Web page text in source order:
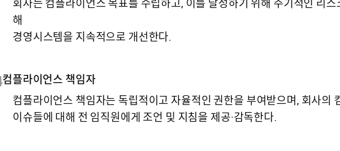
회사는 컴플라이언스 목표를 수립하고, 이를 달성하기 위해 주기적인 리
해
경영시스템을 지속적으로 개선한다.
컴플라이언스 책임자
컴플라이언스 책임자는 독립적이고 자율적인 권한을 부여받으며, 회사의
이슈들에 대해 전 임직원에게 조언 및 지침을 제공·감독한다.